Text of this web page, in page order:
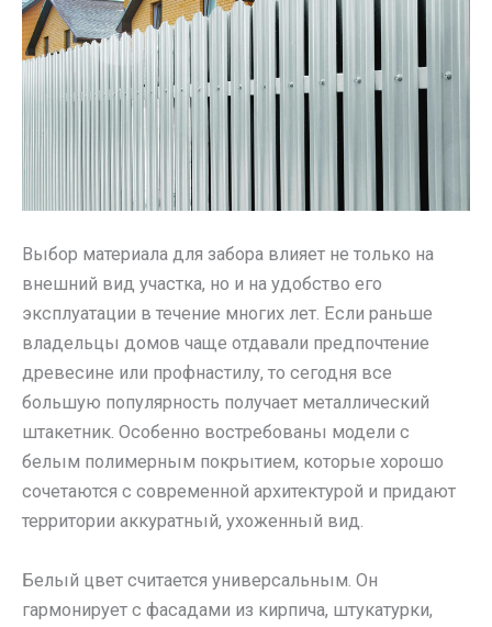
Выбор материала для забора влияет не только на
внешний вид участка, но и на удобство его
эксплуатации в течение многих лет. Если раньше
владельцы домов чаще отдавали предпочтение
древесине или профнастилу, то сегодня все
большую популярность получает металлический
штакетник. Особенно востребованы модели с
белым полимерным покрытием, которые хорошо
сочетаются с современной архитектурой и придают
территории аккуратный, ухоженный вид.
Белый цвет считается универсальным. Он
гармонирует с фасадами из кирпича, штукатурки,